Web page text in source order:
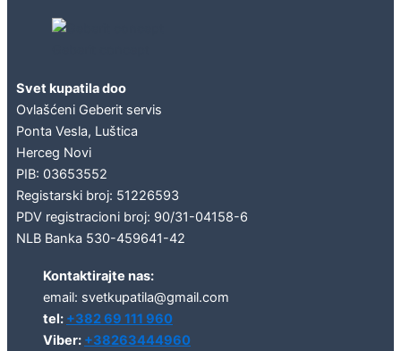
Svet kupatila doo
Ovlašćeni Geberit servis
Ponta Vesla, Luštica
Herceg Novi
PIB: 03653552
Registarski broj: 51226593
PDV registracioni broj: 90/31-04158-6
NLB Banka 530-459641-42
Kontaktirajte nas:
email: svetkupatila@gmail.com
tel: +382 69 111 960
Viber: +38263444960